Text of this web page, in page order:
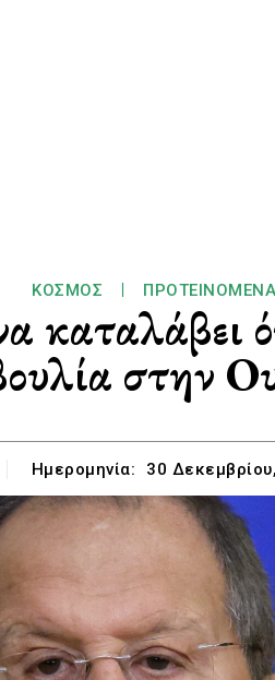
ΚΌΣΜΟΣ ΠΡΟΤΕΙΝΌΜΕΝΑ
στην
Ημερομηνία: 30